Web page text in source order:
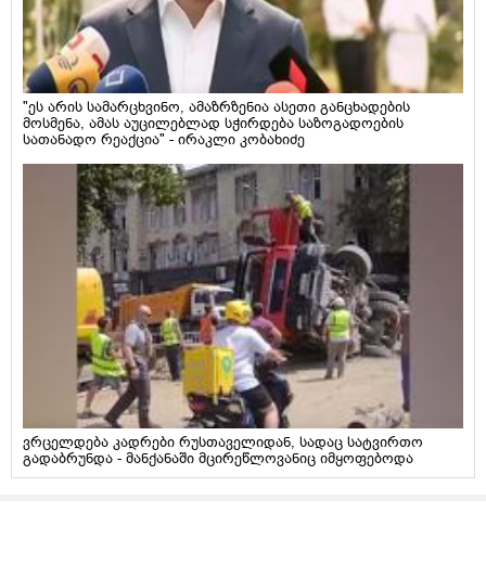
"ეს არის სამარცხვინო, ამაზრზენია ასეთი განცხადების
მოსმენა, ამას აუცილებლად სჭირდება საზოგადოების
სათანადო რეაქცია" - ირაკლი კობახიძე
ვრცელდება კადრები რუსთაველიდან, სადაც სატვირთო
გადაბრუნდა - მანქანაში მცირეწლოვანიც იმყოფებოდა